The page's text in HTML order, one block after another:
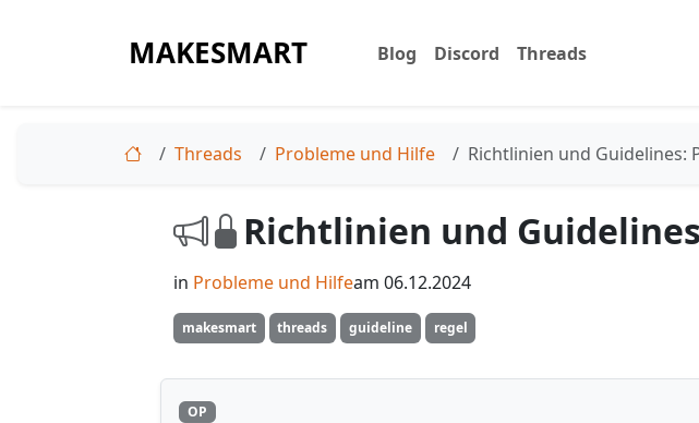
MAKESMART Blog Discord Threads
Threads Probleme und Hilfe Richtlinien und Guidelines:
Richtlinien und
in Probleme und Hilfeam 06.12.2024
makesmart threads guideline regel
OP